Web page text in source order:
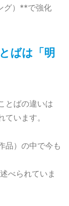
グ）**で強化
ばは「明
とばの違いは
ています。
品）の中で今も
べられていま